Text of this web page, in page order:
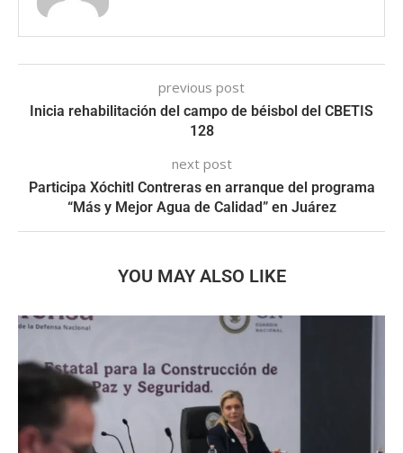
previous post
Inicia rehabilitación del campo de béisbol del CBETIS
128
next post
Participa Xóchitl Contreras en arranque del programa
“Más y Mejor Agua de Calidad” en Juárez
YOU MAY ALSO LIKE